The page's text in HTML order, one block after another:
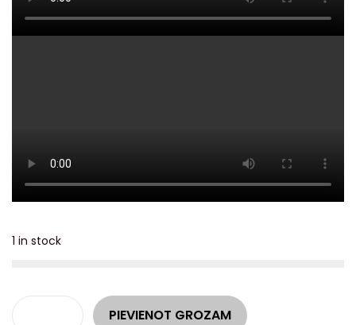
1 in stock
PIEVIENOT GROZAM